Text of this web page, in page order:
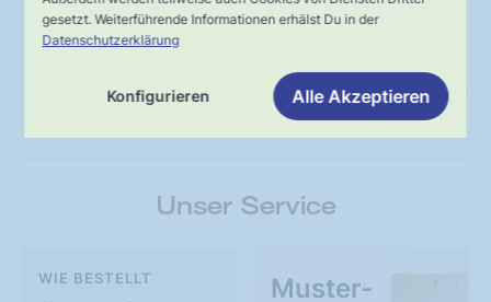
gesetzt. Weiterführende Informationen erhälst Du in der
Datenschutzerklärung
Konfigurieren Alle Akzeptieren
Unser Service
WIE BESTELLT
Muster-